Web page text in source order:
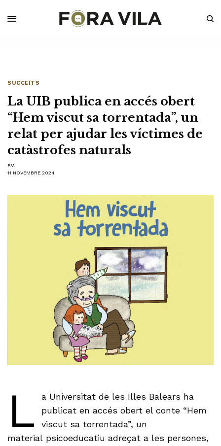
SUCCEÏTS
La UIB publica en accés obert
“Hem viscut sa torrentada”, un
relat per ajudar les víctimes de
catàstrofes naturals
F.V.
11 NOVEMBRE 2024
L
a Universitat de les Illes Balears ha
publicat en accés obert el conte “Hem
viscut sa torrentada”, un
material psicoeducatiu adreçat a les persones,